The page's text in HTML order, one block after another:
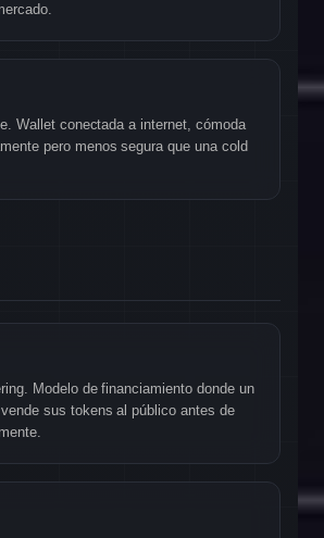
Wallet conectada a internet, cómoda
pero menos segura que una cold
Modelo de financiamiento donde un
sus tokens al público antes de